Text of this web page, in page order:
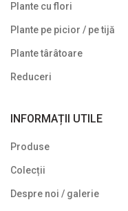
Plante cu flori
Plante pe picior / pe tijă
Plante târâtoare
Reduceri
INFORMAȚII UTILE
Produse
Colecții
Despre noi / galerie